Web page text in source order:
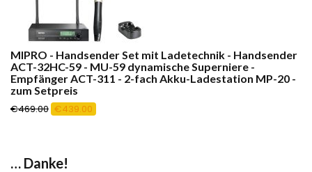
MIPRO - Handsender Set mit Ladetechnik - Handsender
ACT-32HC-59 - MU-59 dynamische Superniere -
Empfänger ACT-311 - 2-fach Akku-Ladestation MP-20 -
zum Setpreis
€469.00Ursprünglicher
€439.00 Aktueller
… Danke!